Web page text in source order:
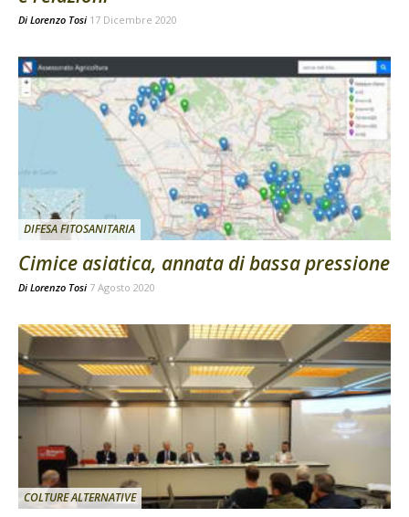
Di Lorenzo Tosi 17 Dicembre 2020
DIFESA FITOSANITARIA
Cimice asiatica, annata di bassa pressione
Di Lorenzo Tosi 7 Agosto 2020
COLTURE ALTERNATIVE